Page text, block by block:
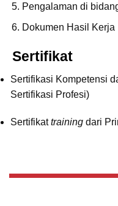
Pengalaman di
Dokumen Hasil Kerja
Sertifikat
Sertifikasi Kompetensi
Sertifikasi Profesi)
Sertifikattrainingdari